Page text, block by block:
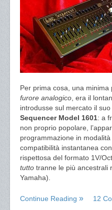
Per prima cosa, una
furore analogico , era il
introdusse sul mercato il
Sequencer Model 1601: a
non proprio popolare,
programmazione in
compatibilità instantanea
rispettosa del formato 1V/
tutto tranne le più ancestrali
Yamaha).
Continue Reading 12